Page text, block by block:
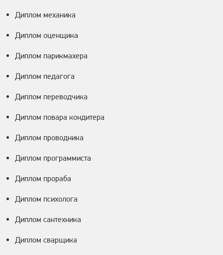
Диплом механика
Диплом оценщика
Диплом парикмахера
Диплом педагога
Диплом переводчика
Диплом повара кондитера
Диплом проводника
Диплом программиста
Диплом прораба
Диплом психолога
Диплом сантехника
Диплом сварщика